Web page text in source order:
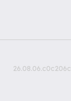
26.08.06.c0c206c